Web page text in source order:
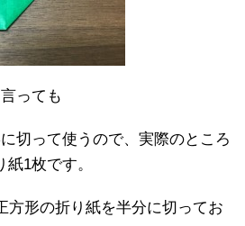
っても
切って使うので、実際のところ
1枚です。
方形の折り紙を半分に切ってお